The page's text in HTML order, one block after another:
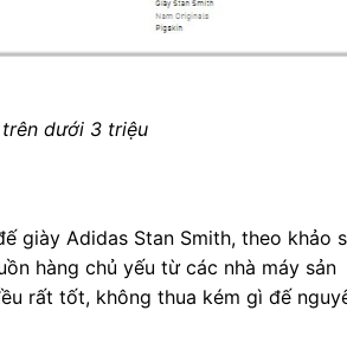
dưới 3 triệu
giày Adidas Stan Smith, theo khảo
hàng chủ yếu từ các nhà máy sản
rất tốt, không thua kém gì đế